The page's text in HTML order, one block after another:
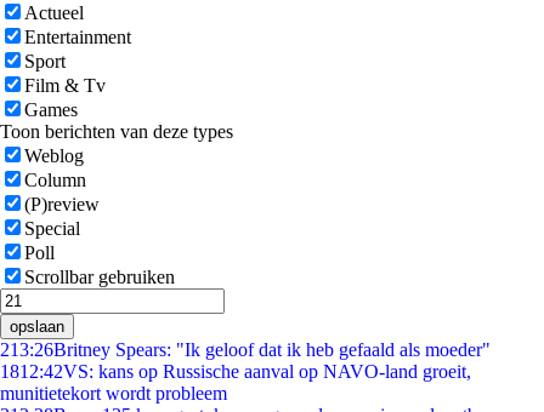
Actueel
Entertainment
Sport
Film & Tv
Games
Toon berichten van deze types
Weblog
Column
(P)review
Special
Poll
Scrollbar gebruiken
opslaan
213:26Britney Spears: "Ik geloof dat ik heb gefaald als moeder"
1812:42VS: kans op Russische aanval op NAVO-land groeit,
munitietekort wordt probleem